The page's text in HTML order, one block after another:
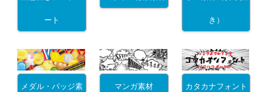
ート き）
メダル・バッジ素 マンガ素材 カタカナフォント